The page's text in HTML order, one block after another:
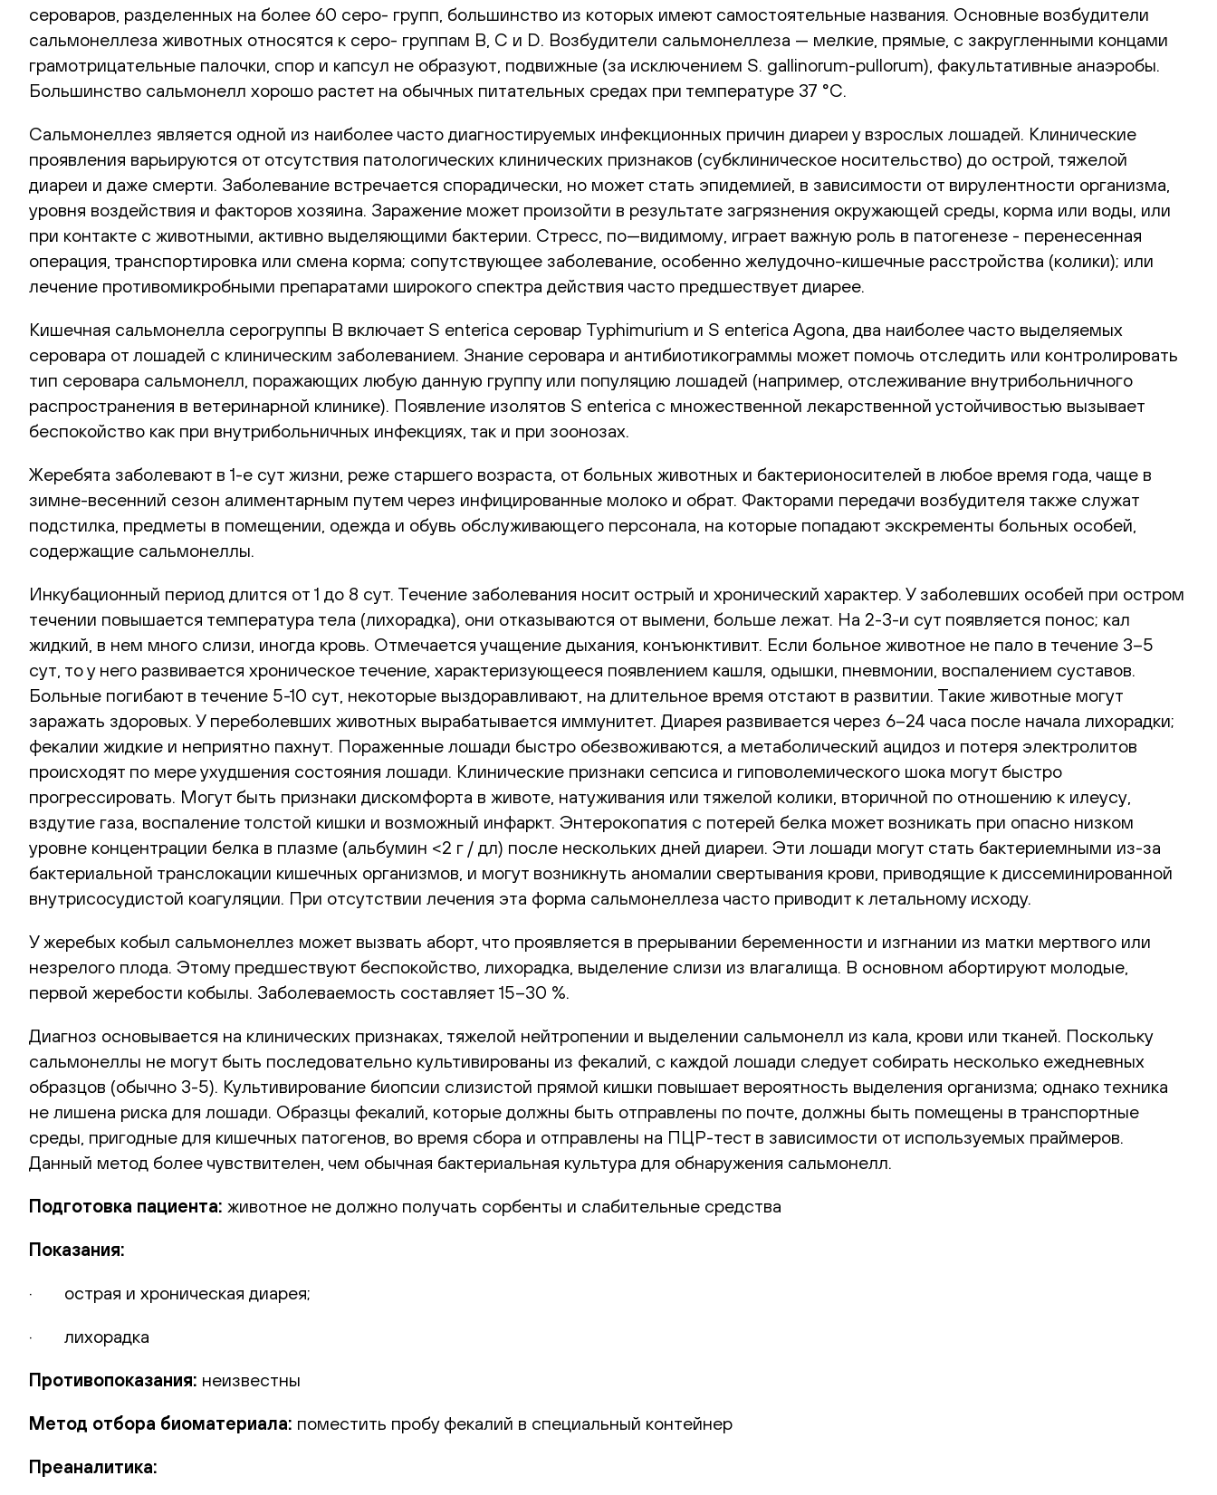
сероваров, разделенных на более 60 серо- групп, большинство из которых имеют самостоятельные названия. Основные возбудители
сальмонеллеза животных относятся к серо- группам В, С и D. Возбудители сальмонеллеза — мелкие, прямые, с закругленными концами
грамотрицательные палочки, спор и капсул не образуют, подвижные (за исключением S. gallinorum-pullorum), факультативные анаэробы.
Большинство сальмонелл хорошо растет на обычных питательных средах при температуре 37 °С.
Сальмонеллез является одной из наиболее часто диагностируемых инфекционных причин диареи у взрослых лошадей. Клинические
проявления варьируются от отсутствия патологических клинических признаков (субклиническое носительство) до острой, тяжелой
диареи и даже смерти. Заболевание встречается спорадически, но может стать эпидемией, в зависимости от вирулентности организма,
уровня воздействия и факторов хозяина. Заражение может произойти в результате загрязнения окружающей среды, корма или воды, или
при контакте с животными, активно выделяющими бактерии. Стресс, по—видимому, играет важную роль в патогенезе - перенесенная
операция, транспортировка или смена корма; сопутствующее заболевание, особенно желудочно-кишечные расстройства (колики); или
лечение противомикробными препаратами широкого спектра действия часто предшествует диарее.
Кишечная сальмонелла серогруппы В включает S enterica серовар Typhimurium и S enterica Agona, два наиболее часто выделяемых
серовара от лошадей с клиническим заболеванием. Знание серовара и антибиотикограммы может помочь отследить или контролировать
тип серовара сальмонелл, поражающих любую данную группу или популяцию лошадей (например, отслеживание внутрибольничного
распространения в ветеринарной клинике). Появление изолятов S enterica с множественной лекарственной устойчивостью вызывает
беспокойство как при внутрибольничных инфекциях, так и при зоонозах.
Жеребята заболевают в 1-е сут жизни, реже старшего возраста, от больных животных и бактерионосителей в любое время года, чаще в
зимне-весенний сезон алиментарным путем через инфицированные молоко и обрат. Факторами передачи возбудителя также служат
подстилка, предметы в помещении, одежда и обувь обслуживающего персонала, на которые попадают экскременты больных особей,
содержащие сальмонеллы.
Инкубационный период длится от 1 до 8 сут. Течение заболевания носит острый и хронический характер. У заболевших особей при остром
течении повышается температура тела (лихорадка), они отказываются от вымени, больше лежат. На 2-3-и сут появляется понос; кал
жидкий, в нем много слизи, иногда кровь. Отмечается учащение дыхания, конъюнктивит. Если больное животное не пало в течение 3–5
сут, то у него развивается хроническое течение, характеризующееся появлением кашля, одышки, пневмонии, воспалением суставов.
Больные погибают в течение 5-10 сут, некоторые выздоравливают, на длительное время отстают в развитии. Такие животные могут
заражать здоровых. У переболевших животных вырабатывается иммунитет. Диарея развивается через 6–24 часа после начала лихорадки;
фекалии жидкие и неприятно пахнут. Пораженные лошади быстро обезвоживаются, а метаболический ацидоз и потеря электролитов
происходят по мере ухудшения состояния лошади. Клинические признаки сепсиса и гиповолемического шока могут быстро
прогрессировать. Могут быть признаки дискомфорта в животе, натуживания или тяжелой колики, вторичной по отношению к илеусу,
вздутие газа, воспаление толстой кишки и возможный инфаркт. Энтерокопатия с потерей белка может возникать при опасно низком
уровне концентрации белка в плазме (альбумин <2 г / дл) после нескольких дней диареи. Эти лошади могут стать бактериемными из-за
бактериальной транслокации кишечных организмов, и могут возникнуть аномалии свертывания крови, приводящие к диссеминированной
внутрисосудистой коагуляции. При отсутствии лечения эта форма сальмонеллеза часто приводит к летальному исходу.
У жеребых кобыл сальмонеллез может вызвать аборт, что проявляется в прерывании беременности и изгнании из матки мертвого или
незрелого плода. Этому предшествуют беспокойство, лихорадка, выделение слизи из влагалища. В основном абортируют молодые,
первой жеребости кобылы. Заболеваемость составляет 15–30 %.
Диагноз основывается на клинических признаках, тяжелой нейтропении и выделении сальмонелл из кала, крови или тканей. Поскольку
сальмонеллы не могут быть последовательно культивированы из фекалий, с каждой лошади следует собирать несколько ежедневных
образцов (обычно 3-5). Культивирование биопсии слизистой прямой кишки повышает вероятность выделения организма; однако техника
не лишена риска для лошади. Образцы фекалий, которые должны быть отправлены по почте, должны быть помещены в транспортные
среды, пригодные для кишечных патогенов, во время сбора и отправлены на ПЦР-тест в зависимости от используемых праймеров.
Данный метод более чувствителен, чем обычная бактериальная культура для обнаружения сальмонелл.
Подготовка пациента: животное не должно получать сорбенты и слабительные средства
Показания:
· острая и хроническая диарея;
· лихорадка
Противопоказания: неизвестны
Метод отбора биоматериала: поместить пробу фекалий в специальный контейнер
Преаналитика: